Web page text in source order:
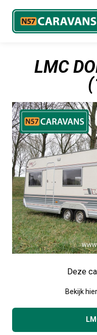
LMC
Deze
Bekijk
Export
Contact
Over N57 Caravans